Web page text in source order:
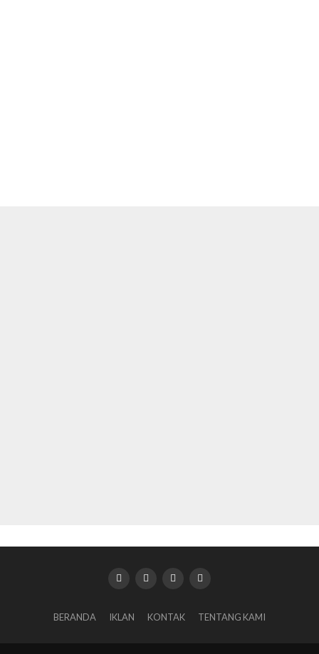
BERANDA IKLAN KONTAK TENTANG KAMI